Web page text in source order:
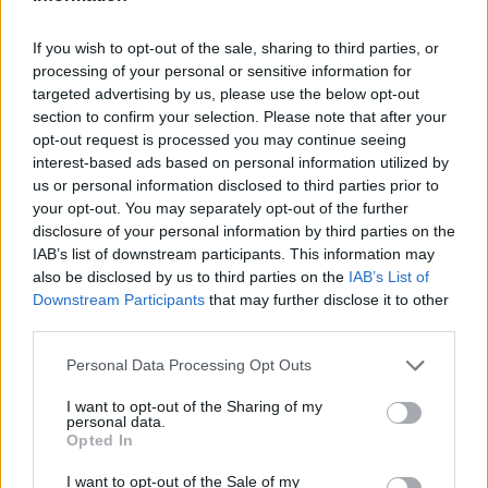
If you wish to opt-out of the sale, sharing to third parties, or
processing of your personal or sensitive information for
targeted advertising by us, please use the below opt-out
section to confirm your selection. Please note that after your
opt-out request is processed you may continue seeing
interest-based ads based on personal information utilized by
us or personal information disclosed to third parties prior to
your opt-out. You may separately opt-out of the further
disclosure of your personal information by third parties on the
IAB’s list of downstream participants. This information may
also be disclosed by us to third parties on the IAB’s List of
Downstream Participants that may further disclose it to other
Personal Data Processing Opt Outs
I want to opt-out of the Sharing of my
personal data.
Opted In
I want to opt-out of the Sale of my
akademii Sprout. Przez pewien czas jako zmiennik
wspomagał też główny skład niemieckiej organizacji.
Potem Tauson stał się częścią Teamu Secret, gdzie jego
klubowym kolegą był Paweł "innocent" Mocek. Z
czasem drogi polskiego gracza i duńskiego strzelca
rozeszły się. Ten drugi od lipca związany był już z
rodzimym ECSTATIC, które teraz oficjalnie potwierdziło,
że nastolatek został sprzedany do nowej drużyny.
Jakiej? Tego jeszcze nie ogłoszono, ale wydaje się to
kwestią czasu.
s1mple'owi"
Duńczyk w zespole reprezentującym GamerLegion
wskoczyłby w buty Andreasa "aNdu" Maasinga.